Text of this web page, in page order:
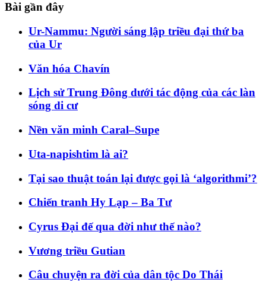
Bài gần đây
Ur-Nammu: Người sáng lập triều đại thứ ba
của Ur
Văn hóa Chavín
Lịch sử Trung Đông dưới tác động của các làn
sóng di cư
Nền văn minh Caral–Supe
Uta-napishtim là ai?
Tại sao thuật toán lại được gọi là ‘algorithmi’?
Chiến tranh Hy Lạp – Ba Tư
Cyrus Đại đế qua đời như thế nào?
Vương triều Gutian
Câu chuyện ra đời của dân tộc Do Thái